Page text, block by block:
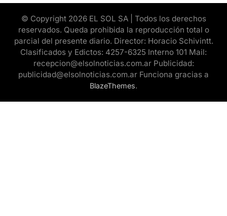
© Copyright 2026 EL SOL SA | Todos los derechos
reservados. Queda prohibida la reproducción total o
parcial del presente diario. Director: Horacio Schivintt.
Clasificados y Edictos: 4257-6325 Interno 101 Mail:
recepcion@elsolnoticias.com.ar Publicidad:
publicidad@elsolnoticias.com.ar Funciona gracias a
BlazeThemes.